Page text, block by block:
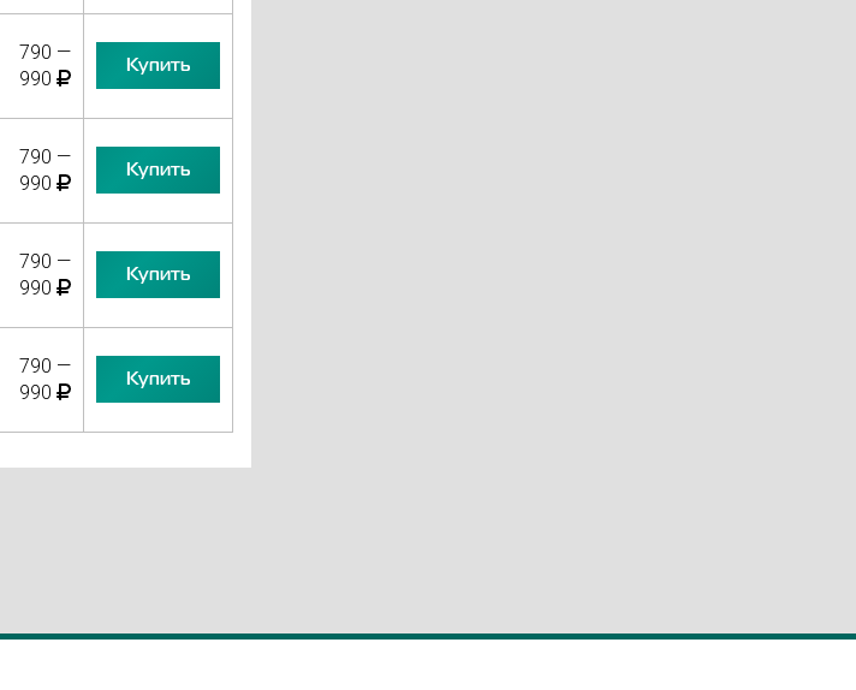
790 —
990
Купить
790 —
990
Купить
790 —
990
Купить
790 —
990
Купить